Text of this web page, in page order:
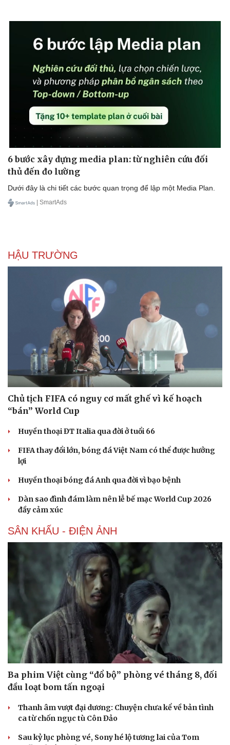
Ăn sạch sống khỏe
Di sản
Giải trí
Nghệ sĩ
Thời trang
Sao Việt
6 bước xây dựng media plan: từ nghiên cứu đối
thủ đến đo lường
Dưới đây là chi tiết các bước quan trọng để lập một Media Plan.
| SmartAds
HẬU TRƯỜNG
Chủ tịch FIFA có nguy cơ mất ghế vì kế hoạch
“bán” World Cup
Huyền thoại ĐT Italia qua đời ở tuổi 66
FIFA thay đổi lớn, bóng đá Việt Nam có thể được hưởng
lợi
Huyền thoại bóng đá Anh qua đời vì bạo bệnh
Dàn sao đình đám làm nên lễ bế mạc World Cup 2026
đầy cảm xúc
SÂN KHẤU - ĐIỆN ẢNH
Ba phim Việt cùng “đổ bộ” phòng vé tháng 8, đối
đầu loạt bom tấn ngoại
Thanh âm vượt đại dương: Chuyện chưa kể về bản tình
ca từ chốn ngục tù Côn Đảo
Sau kỷ lục phòng vé, Sony hé lộ tương lai của Tom